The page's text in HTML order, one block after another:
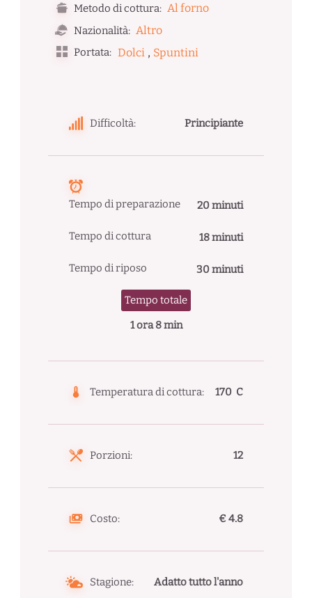
Metodo di cottura: Al forno
Nazionalità: Altro
Portata: Dolci , Spuntini
Difficoltà: Principiante
Tempo di preparazione 20 minuti
Tempo di cottura 18 minuti
Tempo di riposo 30 minuti
Tempo totale
1 ora 8 min
Temperatura di cottura: 170 C
Porzioni: 12
Costo: € 4.8
Stagione: Adatto tutto l'anno